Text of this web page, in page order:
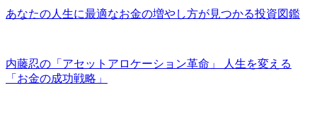
あなたの人生に最適なお金の増やし方が見つかる投資図鑑
内藤忍の「アセットアロケーション革命」 人生を変える
「お金の成功戦略」